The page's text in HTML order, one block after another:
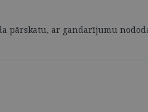
pārskatu, ar gandarījumu